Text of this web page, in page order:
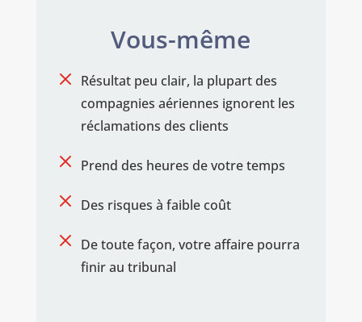
Vous-même
M Résultat peu clair, la plupart des
compagnies aériennes ignorent les
réclamations des clients
M Prend des heures de votre temps
M Des risques à faible coût
M De toute façon, votre affaire pourra
finir au tribunal